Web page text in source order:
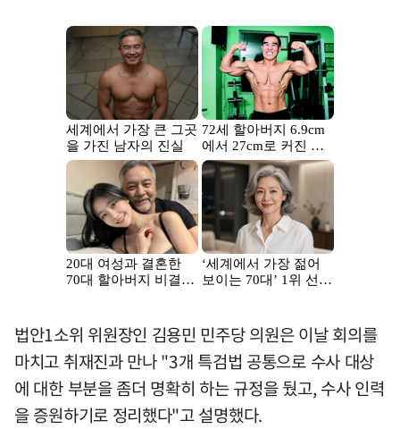
법안1소위 위원장인 김용민 민주당 의원은 이날 회의를
마치고 취재진과 만나 "3개 특검법 공통으로 수사 대상
에 대한 부분을 좀더 명확히 하는 규정을 뒀고, 수사 인력
을 증원하기로 정리했다"고 설명했다.